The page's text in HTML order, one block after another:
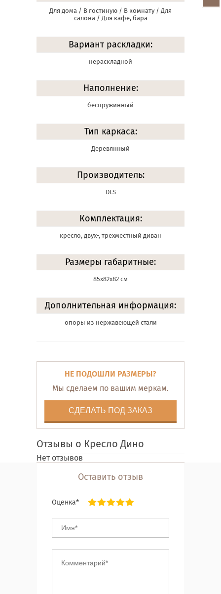
Для дома / В гостиную / В комнату / Для
салона / Для кафе, бара
Вариант раскладки:
нераскладной
Наполнение:
беспружинный
Тип каркаса:
Деревянный
Производитель:
DLS
Комплектация:
кресло, двух-, трехместный диван
Размеры габаритные:
85х82х82 см
Дополнительная информация:
опоры из нержавеющей стали
НЕ ПОДОШЛИ РАЗМЕРЫ?
Мы сделаем по вашим меркам.
СДЕЛАТЬ ПОД ЗАКАЗ
Отзывы о Кресло Дино
Нет отзывов
Оставить отзыв
Оценка*